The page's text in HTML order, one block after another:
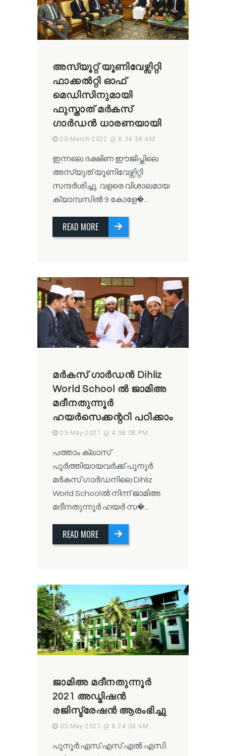
അസ്യൂറ്റ് യൂണിവേഴ്സിറ്റി
ഫാക്കൽറ്റി ഓഫ്
മെഡിസിനുമായി
ഫുസ്താത് മർകസ്
ഗാർഡൻ ധാരണയായി
20-March-2022 @ 8:34:36 AM
ഇന്നലെ ദക്ഷിണ ഈജിപ്തിലെ
അസ്യുത് യൂണിവേഴ്സിറ്റി
സന്ദർശിച്ചു. വളരെ വിശാലമായ
ക്യാമ്പസിൽ 9 കോളേ�...
READ MORE
മര്‍കസ് ഗാര്‍ഡന്‍ Dihliz
World School ൽ ജാമിഅ
മദീനതുന്നൂർ
ഹയർസെക്കന്ററി പഠിക്കാം
23-May-2021 @ 4:38:08 PM
പത്താം ക്ലാസ്
പൂർത്തിയായവർക്ക് പൂനൂർ
മർകസ് ഗാർഡനിലെ Dihliz
World Schoolൽ നിന്ന് ജാമിഅ
മദീനതുന്നൂർ ഹയർ സ�...
READ MORE
ജാമിഅ മദീനതുന്നൂർ
2021 അഡ്മിഷൻ
രജിസ്ട്രേഷൻ ആരംഭിച്ചു
03-May-2021 @ 8:24:04 AM
പൂനൂർ:എസ്.എസ്.എൽ.എസി.